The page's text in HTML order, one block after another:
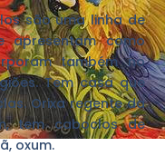
são uma linha de
apresentam como
também no
Tem casa que
Orixa regente da
tem caboclos de
oxum.